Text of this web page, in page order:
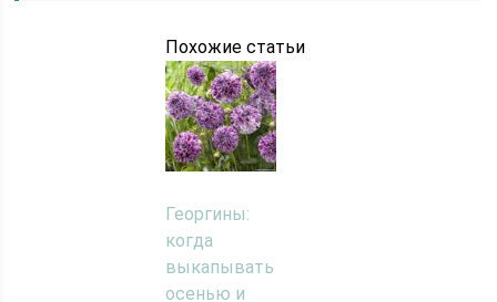
Похожие статьи
Георгины:
когда
выкапывать
осенью и